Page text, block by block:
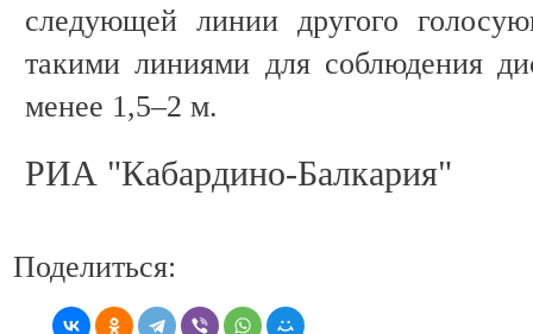
следующей линии другого
такими линиями для соблюдения
менее 1,5–2 м.
РИА "Кабардино-Балкария"
Поделиться: